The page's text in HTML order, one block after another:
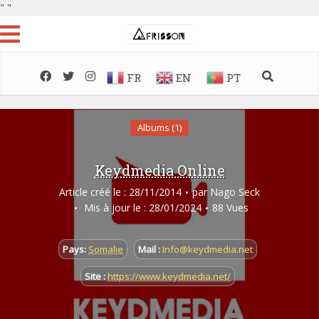
" "
FR EN PT
Albums (1)
Keydmedia Online
Article créé le : 28/11/2014 par Nago Seck
Mis à jour le : 28/01/2024
88 Vues
Pays: Somalie Mail : Info@keydmedia.net
Site : https://www.keydmedia.net/